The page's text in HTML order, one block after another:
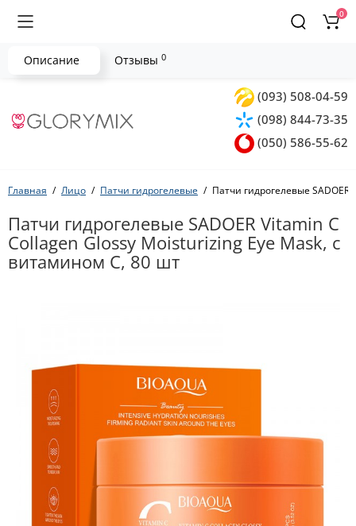
(093) 508-04-59
(098) 844-73-35
(050) 586-55-62
0
Главная Лицо Патчи гидрогелевые Патчи гидрогелевые
Патчи гидрогелевые SADOER Vitamin C
Collagen Glossy Moisturizing Eye Mask, с
витамином С, 80 шт
Описание Отзывы 0